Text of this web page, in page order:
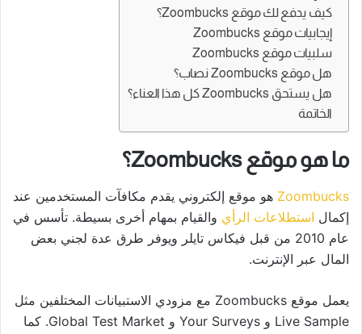
كيف يدفع لك موقع Zoombucks؟
إيجابيات موقع Zoombucks
سلبيات موقع Zoombucks
هل موقع Zoombucks نصاب؟
هل يستحق Zoombucks كل هذا العناء؟
الخاتمة
ما هو موقع Zoombucks؟
Zoombucks هو موقع إلكتروني يقدم مكافآت المستخدمين عند
إكمال استطلاعات الرأي والقيام بمهام أخرى بسيطة. تأسس في
عام 2010 من قبل فيكاس تايلر ويوفر طرق عدة لجني بعض
المال عبر الإنترنت.
يعمل موقع Zoombucks مع مزودي الاستبيانات المختلفين مثل
Live Sample و Your Surveys و Global Test Market. كما